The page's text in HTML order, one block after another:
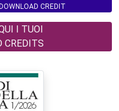
CREDIT
I TUOI
CREDITS